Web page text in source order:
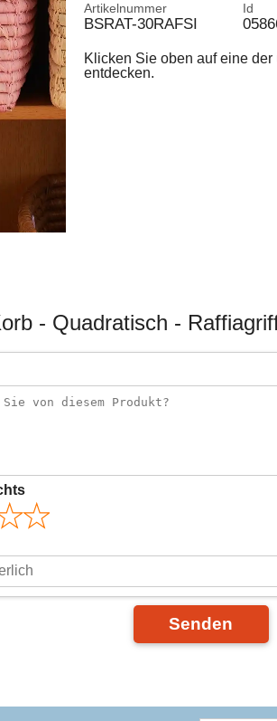
Artikelnummer
BSRAT-30RAFSI
Id
Klicken Sie oben auf eine
entdecken.
- Quadratisch -
Senden